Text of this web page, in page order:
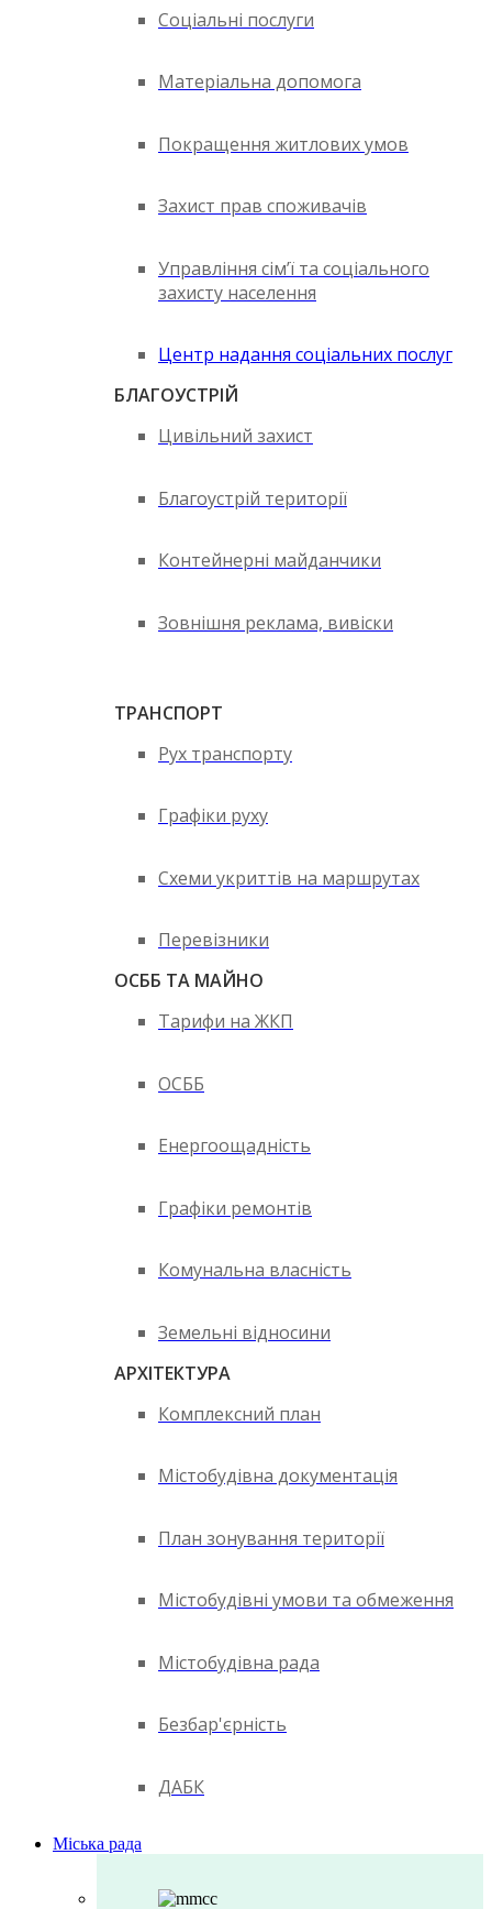
Соціальні послуги
Матеріальна допомога
Покращення житлових умов
Захист прав споживачів
Управління сім’ї та соціального
захисту населення
Центр надання соціальних послуг
БЛАГОУСТРІЙ
Цивільний захист
Благоустрій території
Контейнерні майданчики
Зовнішня реклама, вивіски
ТРАНСПОРТ
Рух транспорту
Графіки руху
Схеми укриттів на маршрутах
Перевізники
ОСББ ТА МАЙНО
Тарифи на ЖКП
ОСББ
Енергоощадність
Графіки ремонтів
Комунальна власність
Земельні відносини
АРХІТЕКТУРА
Комплексний план
Містобудівна документація
План зонування території
Містобудівні умови та обмеження
Містобудівна рада
Безбар'єрність
ДАБК
Міська рада